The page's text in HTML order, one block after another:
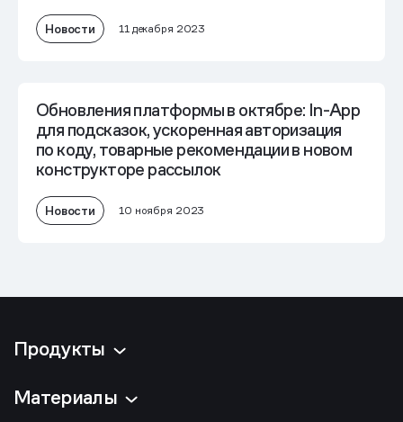
Новости 11 декабря 2023
Обновления платформы в октябре: In-App
для подсказок, ускоренная авторизация
по коду, товарные рекомендации в новом
конструкторе рассылок
Новости 10 ноября 2023
Продукты
Материалы